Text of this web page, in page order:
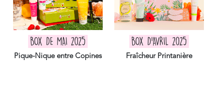
BOX DE MAI 2025
Pique-Nique entre Copines
BOX D'AVRIL 2025
Fraîcheur Printanière